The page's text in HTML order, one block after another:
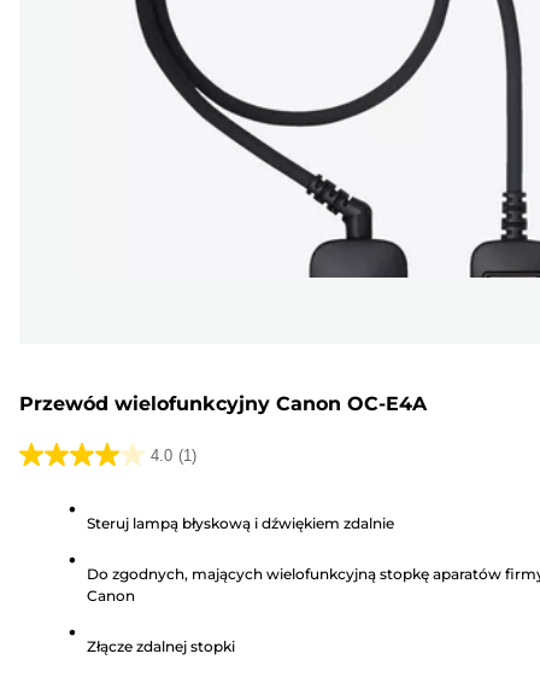
Przewód wielofunkcyjny Canon OC-E4A
4.0 (1)
4.0
gwiazdek.
Steruj lampą błyskową i dźwiękiem zdalnie
Do zgodnych, mających wielofunkcyjną stopkę aparatów
Canon
Złącze zdalnej stopki